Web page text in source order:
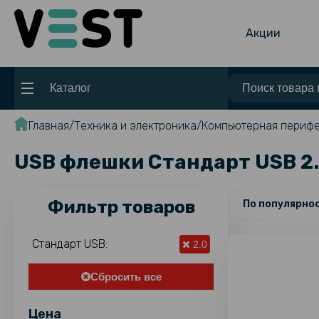
Акции
Каталог
Главная Техника и электроника Компьютерная
USB флешки Стандарт USB
Фильтр товаров
Стандарт USB: 2.0
Сбросить все
Цена
По